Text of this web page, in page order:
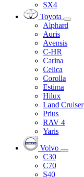
SX4
Toyota
Alphard
Auris
Avensis
C-HR
Carina
Celica
Corolla
Estima
Hilux
Land Cruiser
Prius
RAV 4
Yaris
Volvo
C30
C70
S40